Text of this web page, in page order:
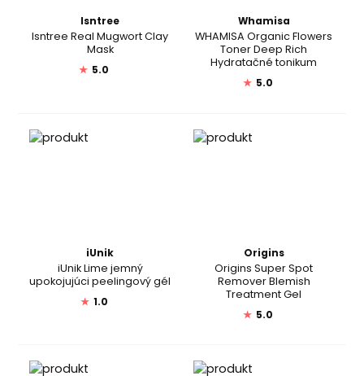
Isntree
Isntree Real Mugwort Clay
Mask
★ 5.0
Whamisa
WHAMISA Organic Flowers
Toner Deep Rich
Hydratačné tonikum
★ 5.0
iUnik
iUnik Lime jemný
upokojujúci peelingový gél
★ 1.0
Origins
Origins Super Spot
Remover Blemish
Treatment Gel
★ 5.0